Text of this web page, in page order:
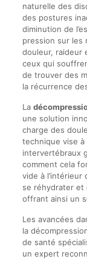
naturelle des
des postures
diminution de
pression sur les
douleur, raideur
ceux qui
de trouver des
la récurrence
La
une solution
charge des
technique vise à
intervertébraux
comment cela
vide à l’intérieur
se réhydrater et
offrant ainsi un
Les avancées
la
de santé
un expert